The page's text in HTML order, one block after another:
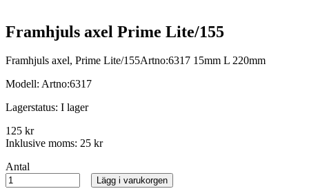
Framhjuls axel Prime Lite/155
Framhjuls axel, Prime Lite/155Artno:6317 15mm L 220mm
Modell: Artno:6317
Lagerstatus: I lager
125 kr
Inklusive moms: 25 kr
Antal
Lägg i varukorgen